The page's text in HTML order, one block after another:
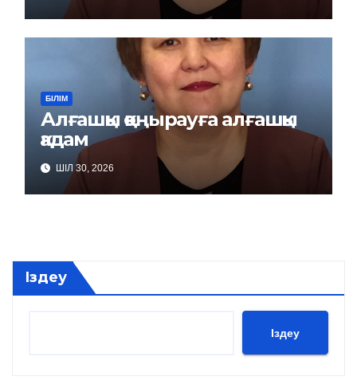
БІЛІМ
Алғашқы қоңырауға алғашқы
қадам
ШІЛ 30, 2026
Іздеу
Іздеу